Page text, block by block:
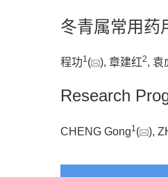
冬青属常用药
程功1( ), 章建红2, 袁
Research
CHENG Gong1 ( ),